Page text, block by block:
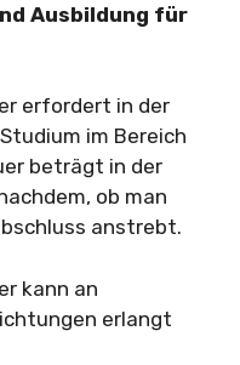
Ausbildung für
erfordert in der
im Bereich
beträgt in der
ob man
anstrebt.
kann an
erlangt